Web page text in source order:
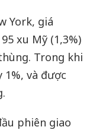
York, giá
xu Mỹ (1,3%)
Trong khi
và được
phiên giao